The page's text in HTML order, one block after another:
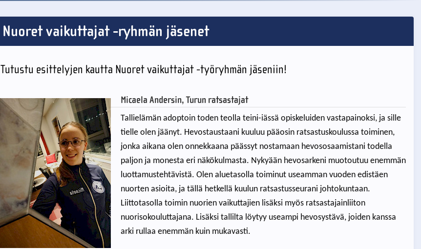
Nuoret vaikuttajat -ryhmän jäsenet
Tutustu esittelyjen kautta Nuoret vaikuttajat -työryhmän jäseniin!
Micaela Andersin, Turun ratsastajat
Tallielämän adoptoin toden teolla teini-iässä opiskeluiden vastapainoksi, ja sille
tielle olen jäänyt. Hevostaustaani kuuluu pääosin ratsastuskoulussa toiminen,
jonka aikana olen onnekkaana päässyt nostamaan hevososaamistani todella
paljon ja monesta eri näkökulmasta. Nykyään hevosarkeni muotoutuu enemmän
luottamustehtävistä. Olen aluetasolla toiminut useamman vuoden edistäen
nuorten asioita, ja tällä hetkellä kuulun ratsastusseurani johtokuntaan.
Liittotasolla toimin nuorien vaikuttajien lisäksi myös ratsastajainliiton
nuorisokouluttajana. Lisäksi tallilta löytyy useampi hevosystävä, joiden kanssa
arki rullaa enemmän kuin mukavasti.